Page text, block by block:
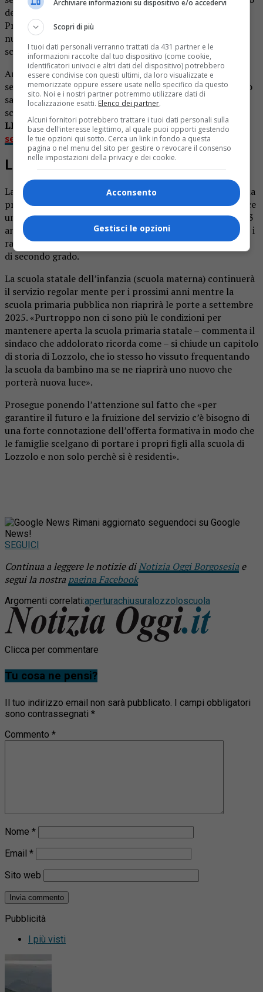
dei plessi in deroga e mandare la propria decisione alla
Provincia di Vercelli tenendo conto della consistenza
numerica dei bambini attesi alla frequentazione della
scuola.
Anche l’istituto comprensivo si è dovuto esprimere in tal
senso e ha comunicato che nell’arco del prossimo triennio
sarebbe stato opportuno considerare la chiusura della
scuola primaria.
LEGGI ANCHE:Ponzone chiude scuola Giletti: a
settembre i bambini a Ronco
Le tre ipotesi allo studio
La prima ipotesi è quella che prevede di attivare una scuola
primaria paritaria (cioè privata). La seconda ipotizza invece
un servizio stabile per l’infanzia cioè per la fascia d’età 0-3
anni. Infine, si pensa a una scuola professionalizzante per i
ragazzi che devono seguire il ciclo della scuola secondaria
di secondo grado.
La scuola statale dell’infanzia (scuola materna) continuerà
il servizio regolar mente per i prossimi anni mentre la
scuola primaria pubblica non riaprirà le porte a settembre
2025. «Purtroppo non ci sono più le condizioni per
mantenere aperta la scuola primaria statale – commenta il
sindaco che addolorato ricorda come – si chiude un capitolo
di storia di Lozzolo, che io stesso ho vissuto frequentando
la scuola da bambino ma se ne riaprirà uno nuovo che
porterà nuova luce».
Prosegue ponendo l’attenzione sul fatto che «per
garantire il futuro e la fruizione del servizio c’è bisogno di
una forte connotazione dell’offerta formativa in modo che
le famiglie scelgano di portare i propri figli alla scuola di
Lozzolo e non solo perchè si è residenti».
Rimani aggiornato seguendoci su Google
News!
SEGUICI
Continua a leggere le notizie diNotizia Oggi Borgosesia e
segui la nostra pagina Facebook
Argomenti correlati:aperturachiusuralozzoloscuola
Clicca per commentare
Tu cosa ne pensi?
Il tuo indirizzo email non sarà pubblicato.
I campi obbligatori
sono contrassegnati *
Commento *
Nome *
Email *
Sito web
Pubblicità
I più visti
Archiviare informazioni su dispositivo e/o accedervi
Scopri di più
I tuoi dati personali verranno trattati da 431 partner e le
informazioni raccolte dal tuo dispositivo (come cookie,
identificatori univoci e altri dati del dispositivo) potrebbero
essere condivise con questi ultimi, da loro visualizzate e
memorizzate oppure essere usate nello specifico da questo
sito. Noi e i nostri partner potremmo utilizzare dati di
localizzazione esatti. Elenco dei partner.
Alcuni fornitori potrebbero trattare i tuoi dati personali sulla
base dell'interesse legittimo, al quale puoi opporti gestendo
le tue opzioni qui sotto. Cerca un link in fondo a questa
pagina o nel menu del sito per gestire o revocare il consenso
nelle impostazioni della privacy e dei cookie.
Acconsento
Gestisci le opzioni